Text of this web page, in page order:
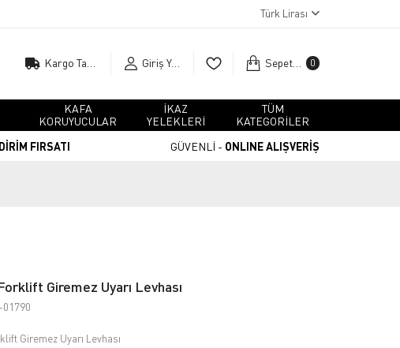
Türk Lirası
Giriş Yap Sepetim 0
KAFA
KORUYUCULAR
İKAZ
YELEKLERİ
TÜM
KATEGORİLER
FIRSATI GÜVENLİ - ONLINE ALIŞVERİŞ
Giremez Uyarı Levhası
Giremez Uyarı Levhası